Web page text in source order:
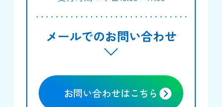
メールでのお問い合わせ
お問い合わせはこちら